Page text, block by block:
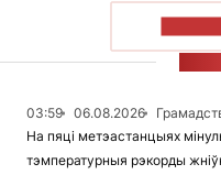
03:59 06.08.2026
На пяці метэастанцыях
тэмпературныя рэкорды